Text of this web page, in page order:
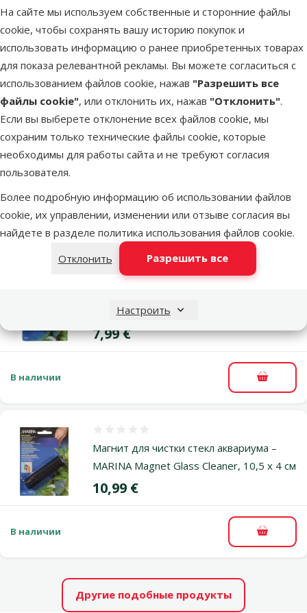
На сайте мы используем собственные и сторонние файлы
cookie, чтобы сохранять вашу историю покупок и
использовать информацию о ранее приобретенных товарах
для показа релевантной рекламы. Вы можете согласиться с
использованием файлов cookie, нажав "Разрешить все
файлы cookie", или отклонить их, нажав "Отклонить".
Если вы выберете отклонение всех файлов cookie, мы
сохраним только технические файлы cookie, которые
необходимы для работы сайта и не требуют согласия
пользователя.
Более подробную информацию об использовании файлов
cookie, их управлении, изменении или отзыве согласия вы
найдете в разделе политика использования файлов cookie.
Отклонить
Разрешить все
Настроить
Цена
19,99 €
В наличии
Бесплатная доставка
В
Скребок для аквариумов – MARINA 4-
Way Scraper for Aquariums
Оценка 0%
В наличии В
MARINA Magnet Glass Cleaner, 6 x 4 см
Оценка 0%
Цена
7,99 €
В наличии В
Магнит для чистки стекл аквариума –
MARINA Magnet Glass Cleaner, 10,5 x 4 см
Цена
10,99 €
В наличии В
Другие подобные продукты